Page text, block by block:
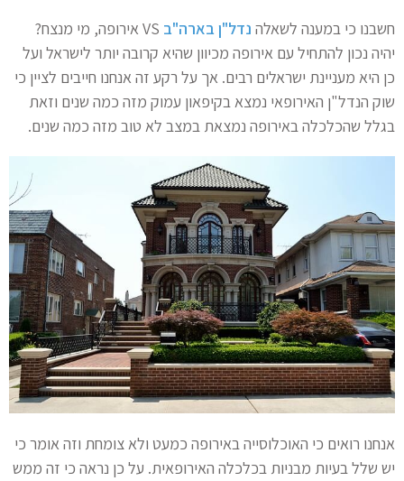
חשבנו כי במענה לשאלה נדל"ן בארה"ב
VS אירופה, מי מנצח?
יהיה נכון להתחיל עם אירופה מכיוון שהיא קרובה יותר לישראל ועל
כן היא מעניינת ישראלים רבים. אך על רקע זה אנחנו חייבים לציין כי
שוק הנדל"ן האירופאי נמצא בקיפאון עמוק מזה כמה שנים וזאת
בגלל שהכלכלה באירופה נמצאת במצב לא טוב מזה כמה שנים.
אנחנו רואים כי האוכלוסייה באירופה כמעט ולא צומחת וזה אומר כי
יש שלל בעיות מבניות בכלכלה האירופאית. על כן נראה כי זה ממש